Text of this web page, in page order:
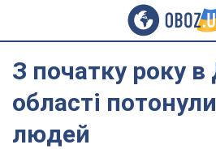
З початку року в
області
людей